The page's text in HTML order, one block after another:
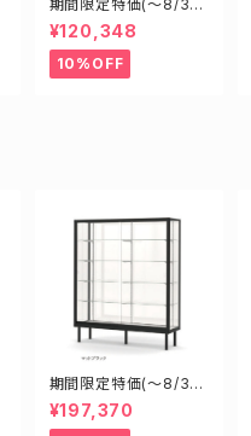
期間限定特価(～8/31)
H09608S W900D6
00H1800mm 新型業
務用ガラスケース ショ
ーケース
¥120,348
10%OFF
期間限定特価(～8/31)
H18608B W1800D6
000H1800mm 新型
¥197,370